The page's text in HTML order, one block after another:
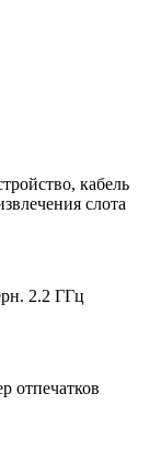
кабель
слота
2.2 ГГц
отпечатков